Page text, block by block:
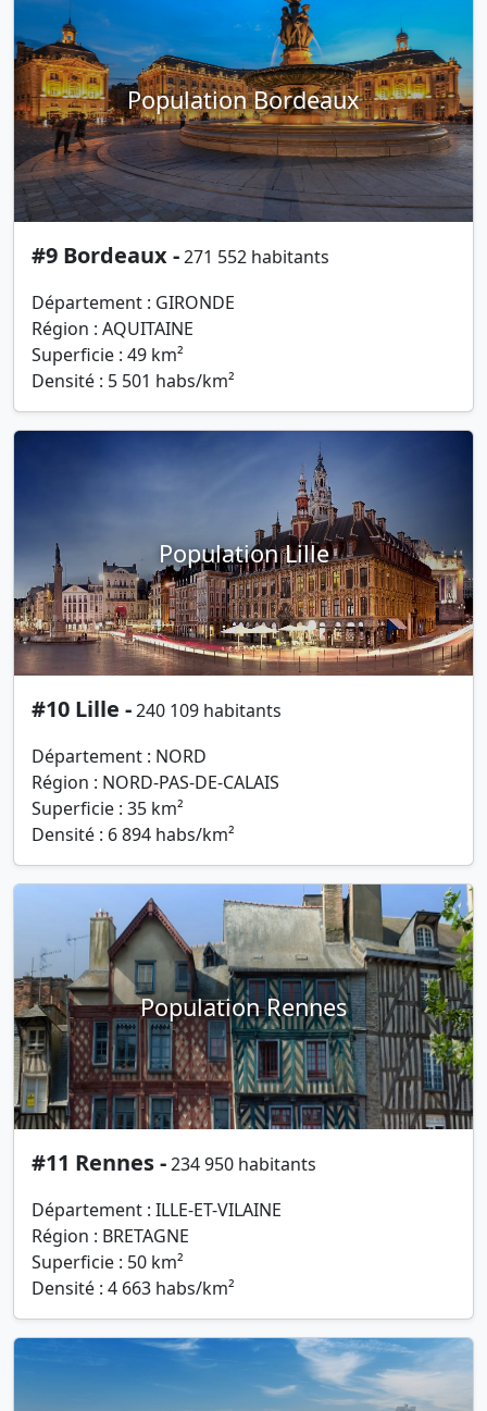
Population Bordeaux
#9 Bordeaux -271 552 habitants
Département : GIRONDE
Région : AQUITAINE
Superficie : 49 km²
Densité : 5 501 habs/km²
Population Lille
#10 Lille -240 109 habitants
Département : NORD
Région : NORD-PAS-DE-CALAIS
Superficie : 35 km²
Densité : 6 894 habs/km²
Population Rennes
#11 Rennes -234 950 habitants
Département : ILLE-ET-VILAINE
Région : BRETAGNE
Superficie : 50 km²
Densité : 4 663 habs/km²